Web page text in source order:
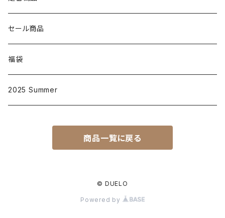
D001
大人
子供
D002
大人
D003
セール商品
福袋
2025 Summer
商品一覧に戻る
© DUELO
Powered by